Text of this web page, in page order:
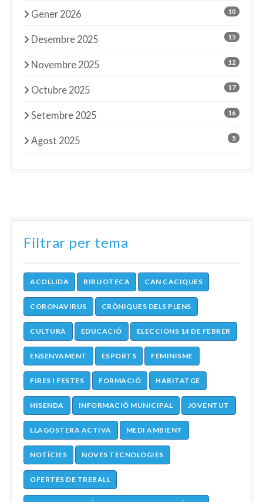
Gener 2026 10
Desembre 2025 15
Novembre 2025 12
Octubre 2025 17
Setembre 2025 16
Agost 2025 5
Filtrar per tema
ACOLLIDA BIBLIOTECA CAN CACIQUES
CORONAVIRUS CRÒNIQUES DELS PLENS
CULTURA EDUCACIÓ ELECCIONS 14 DE FEBRER
ENSENYAMENT ESPORTS FEMINISME
FIRES I FESTES FORMACIÓ HABITATGE
HISENDA INFORMACIÓ MUNICIPAL JOVENTUT
LLAGOSTERA ACTIVA MEDI AMBIENT
NOTÍCIES NOVES TECNOLOGIES
OFERTES DE TREBALL